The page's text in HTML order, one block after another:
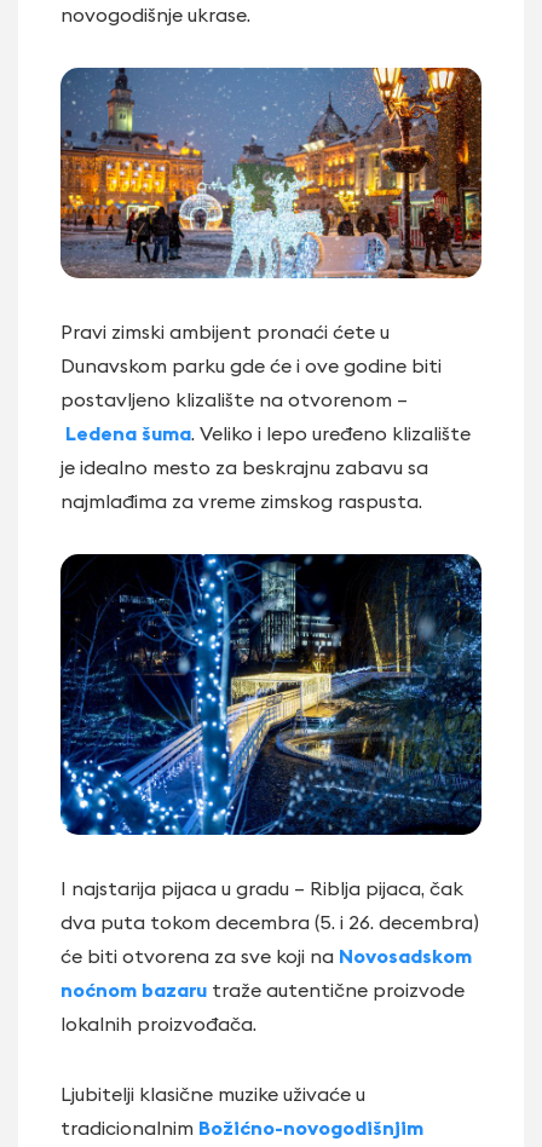
novogodišnje ukrase.
Pravi zimski ambijent pronaći ćete u
Dunavskom parku gde će i ove godine biti
postavljeno klizalište na otvorenom –
Ledena šuma. Veliko i lepo uređeno klizalište
je idealno mesto za beskrajnu zabavu sa
najmlađima za vreme zimskog raspusta.
I najstarija pijaca u gradu – Riblja pijaca, čak
dva puta tokom decembra (5. i 26. decembra)
će biti otvorena za sve koji na Novosadskom
noćnom bazaru traže autentične proizvode
lokalnih proizvođača.
Ljubitelji klasične muzike uživaće u
tradicionalnim Božićno-novogodišnjim